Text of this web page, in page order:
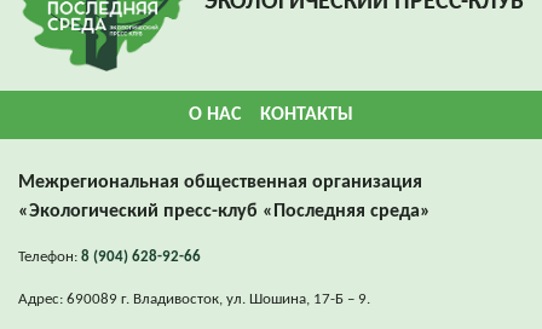
О НАС КОНТАКТЫ
Межрегиональная общественная организация
«Экологический пресс-клуб «Последняя среда»
Телефон: 8 (904) 628-92-66
Адрес: 690089 г. Владивосток, ул. Шошина, 17-Б – 9.